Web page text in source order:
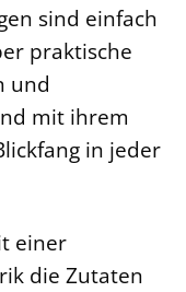
sind einfach
praktische
und
mit ihrem
in jeder
einer
die Zutaten